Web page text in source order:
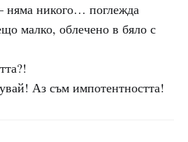
няма никого… поглежда
малко, облечено в бяло с
Аз съм импотентността!